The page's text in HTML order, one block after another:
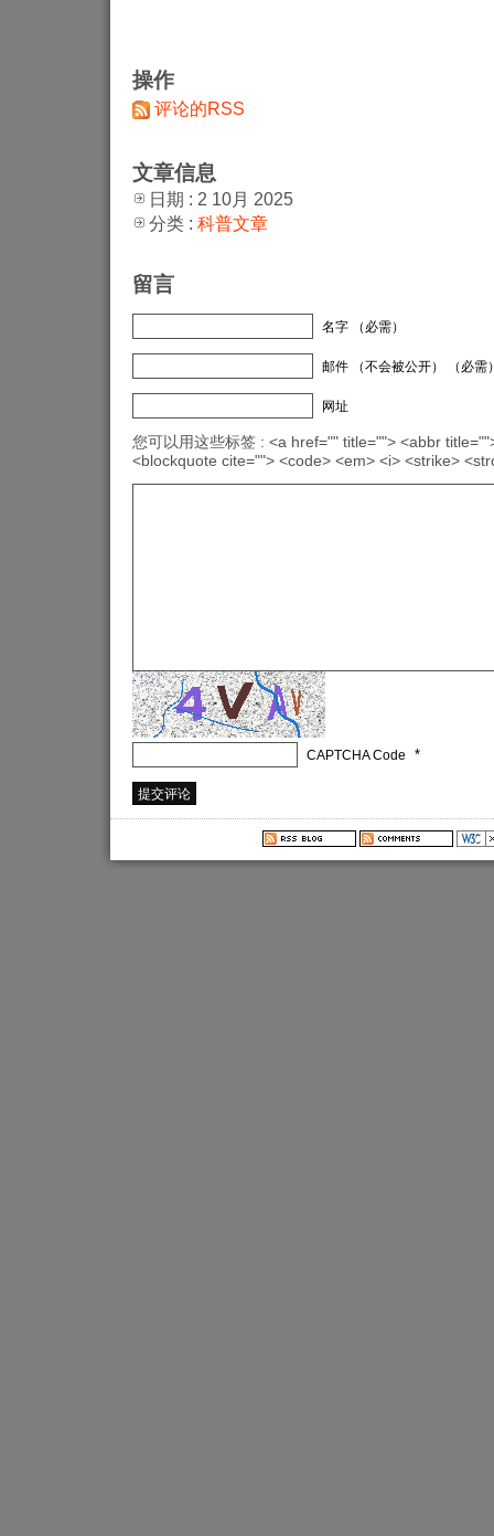
操作
评论的RSS
文章信息
日期 : 2 10月 2025
分类 : 科普文章
留言
名字 （必需）
邮件 （不会被公开） （必需
网址
您可以用这些标签 : <a href="" title=""> <abbr
<blockquote cite=""> <code> <em> <i> <strike>
CAPTCHA Code *